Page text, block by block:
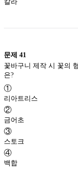
칼라
문제 41
꽃바구니 제작 시 꽃의
①
리아트리스
②
금어초
③
스토크
④
백합